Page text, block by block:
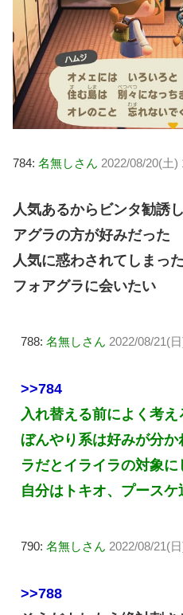
784: 名無しさん 2022/08/20(土
人気あるからビンタ勧誘
アグラの方が好みだった
人気に惑わされてしまっ
フォアグラに会いたい
788: 名無しさん 2022/08/21(
>>784
入れ替える前によく考え
ぼんやり系は好みが分
ラだとイライラの対象
自分はトキオ、プースケ
790: 名無しさん 2022/08/21(
>>788